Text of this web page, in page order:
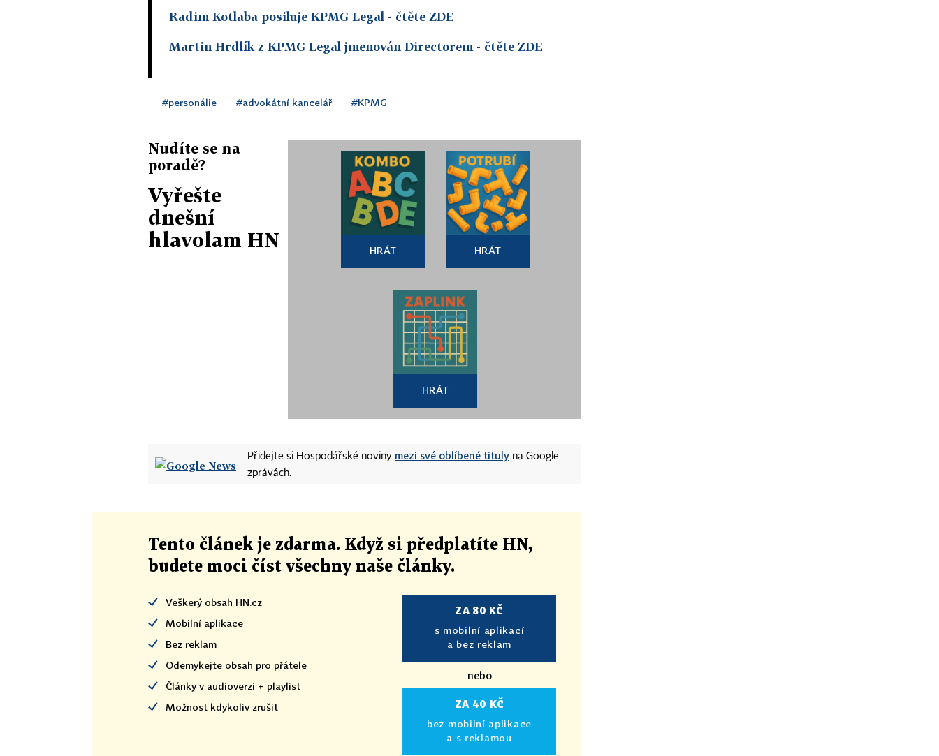
Radim Kotlaba posiluje KPMG Legal - čtěte ZDE
Martin Hrdlík z KPMG Legal jmenován Directorem - čtěte ZDE
#personálie #advokátní kancelář #KPMG
Nudíte se na
poradě?
Vyřešte
dnešní
hlavolam HN
HRÁT HRÁT
HRÁT
Přidejte si Hospodářské noviny mezi své oblíbené tituly na Google
zprávách.
Tento článek je zdarma. Když si předplatíte HN,
budete moci číst všechny naše články.
Veškerý obsah HN.cz
Mobilní aplikace
Bez reklam
Odemykejte obsah pro přátele
Články v audioverzi + playlist
Možnost kdykoliv zrušit
ZA 80 KČ
s mobilní aplikací
a bez reklam
nebo
ZA 40 KČ
bez mobilní aplikace
a s reklamou